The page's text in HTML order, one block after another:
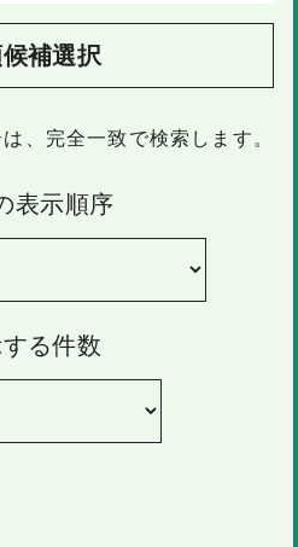
補選択
、完全一致で検索します。
表示順序
る件数